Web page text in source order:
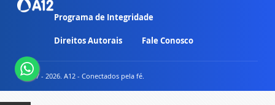
Programa de Integridade
Direitos Autorais Fale Conosco
© 2007 - 2026. A12 - Conectados pela fé.